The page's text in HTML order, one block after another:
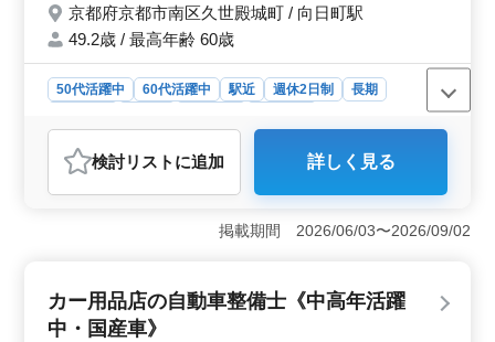
50代以上のベテラン層の採用活動、積極的
に行っております☆ まずお気軽にお問い合
京都府京都市南区久世殿城町 / 向日町駅
49.2歳 / 最高年齢 60歳
50代活躍中 60代活躍中 駅近 週休2日制
長期
社労士事務所
おすすめポイント
＜働きやすい環境＞ 完全週休2日制で、京都市にある社
労士事務所でのお仕事です。駅近でアクセス良好、社会
保険完備しています。中高年層が活躍中で、経験を活か
アを築くチャンスです。 ＜ベテラン層の活躍＞ 50
代以上のベテラン層が積極的に採用されています。社労
検討リスト に追加 詳しく見る
掲載期間 2026/06/03〜2026/09/02
カー用品店の自動車整備士《中高年活躍
中・国産車》